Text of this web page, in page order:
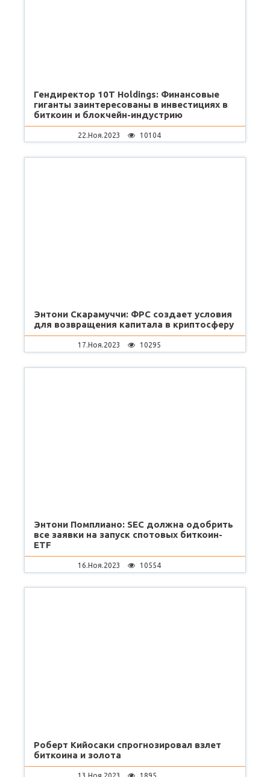
Гендиректор 10Т Holdings: Финансовые
гиганты заинтересованы в инвестициях в
биткоин и блокчейн-индустрию
22.Ноя.2023 10104
Энтони Скарамуччи: ФРС создает условия
для возвращения капитала в криптосферу
17.Ноя.2023 10295
Энтони Помплиано: SEC должна одобрить
все заявки на запуск спотовых биткоин-
ETF
16.Ноя.2023 10554
Роберт Кийосаки спрогнозировал взлет
биткоина и золота